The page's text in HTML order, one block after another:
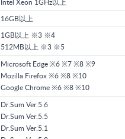
16GB以上
1GB以上 ※3 ※4
512MB以上 ※3 ※5
Microsoft Edge ※6 ※7 ※8 ※9
Mozilla Firefox ※6 ※8 ※10
Google Chrome ※6 ※8 ※10
Dr.Sum Ver.5.6
Dr.Sum Ver.5.5
Dr.Sum Ver.5.1